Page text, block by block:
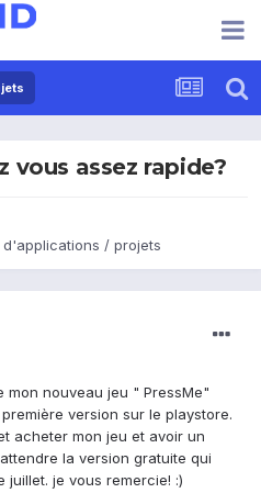
vous assez rapide?
/ projets
mon nouveau jeu " PressMe"
version sur le playstore.
acheter mon jeu et avoir un
la version gratuite qui
juillet. je vous remercie! :)